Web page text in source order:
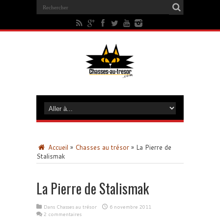
Accueil » Chasses au trésor » La Pierre de
Stalismak
La Pierre de Stalismak
Dans Chasses au trésor
6 novembre 2011
2 commentaires